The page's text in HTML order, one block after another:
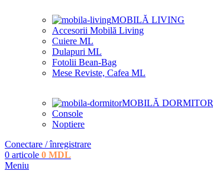
MOBILĂ LIVING
Accesorii Mobilă Living
Cuiere ML
Dulapuri ML
Fotolii Bean-Bag
Mese Reviste, Cafea ML
MOBILĂ DORMITOR
Console
Noptiere
Conectare / înregistrare
0 articole 0 MDL
Meniu